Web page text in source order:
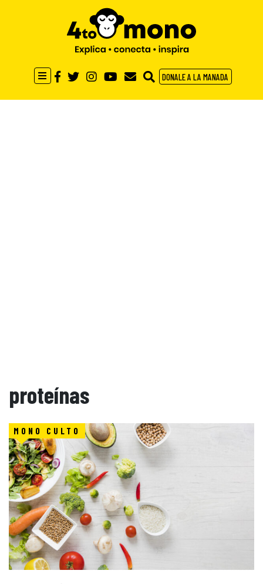
DONALE A LA MANADA
proteínas
MONO CULTO